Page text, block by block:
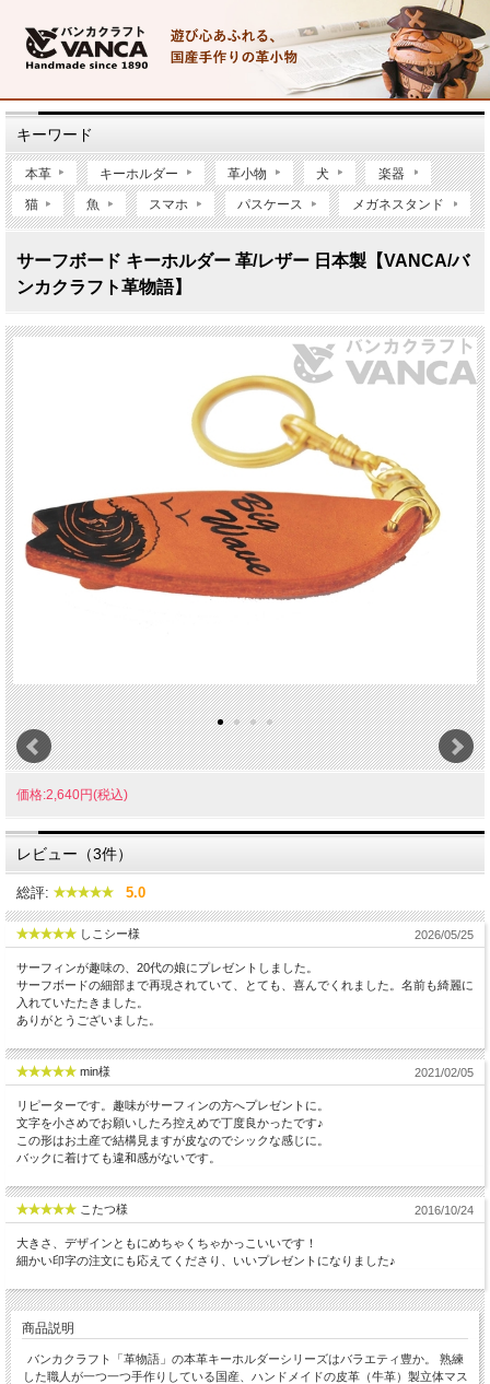
キーワード
本革 キーホルダー 革小物 犬 楽器
猫 魚 スマホ パスケース メガネスタンド
サーフボード キーホルダー 革/レザー 日本製【VANCA/バ
ンカクラフト革物語】
価格:2,640円(税込)
レビュー（3件）
総評: 5.0
しこシー様 2026/05/25
サーフィンが趣味の、20代の娘にプレゼントしました。
サーフボードの細部まで再現されていて、とても、喜んでくれました。名前も綺麗に
入れていたたきました。
ありがとうございました。
min様 2021/02/05
リピーターです。趣味がサーフィンの方へプレゼントに。
文字を小さめでお願いしたろ控えめで丁度良かったです♪
この形はお土産で結構見ますが皮なのでシックな感じに。
バックに着けても違和感がないです。
こたつ様 2016/10/24
大きさ、デザインともにめちゃくちゃかっこいいです！
細かい印字の注文にも応えてくださり、いいプレゼントになりました♪
商品説明
バンカクラフト「革物語」の本革キーホルダーシリーズはバラエティ豊か。 熟練
した職人が一つ一つ手作りしている国産、ハンドメイドの皮革（牛革）製立体マス